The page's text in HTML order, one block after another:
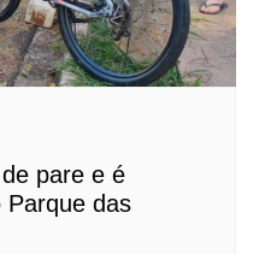
pare e é
Parque das